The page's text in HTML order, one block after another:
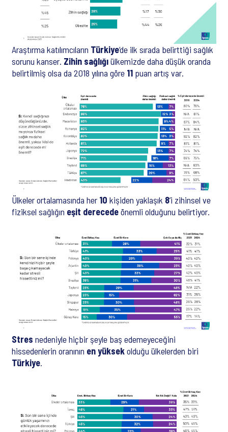
Araştırma katılımcıların Türkiye’de ilk sırada belirttiği sağlık
sorunu kanser. Zihin sağlığıülkemizde daha düşük oranda
belirtilmiş olsa da 2018 yılına göre 11 puan artış var.
Ülkeler ortalamasında her 10 kişiden yaklaşık 8’i zihinsel ve
fiziksel sağlığın eşit derecedeönemli olduğunu belirtiyor.
Stres nedeniyle hiçbir şeyle baş edemeyeceğini
hissedenlerin oranının en yüksekolduğu ülkelerden biri
Türkiye.